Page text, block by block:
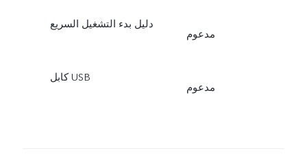
دلیل بدء التشغیل السریع
مدعوم
كابل USB
مدعوم